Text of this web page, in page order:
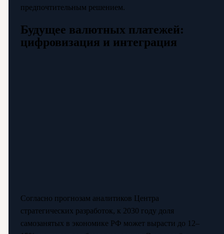
предпочтительным решением.
Будущее валютных платежей:
цифровизация и интеграция
Согласно прогнозам аналитиков Центра
стратегических разработок, к 2030 году доля
самозанятых в экономике РФ может вырасти до 12–